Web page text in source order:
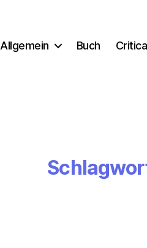
Allgemein Buch